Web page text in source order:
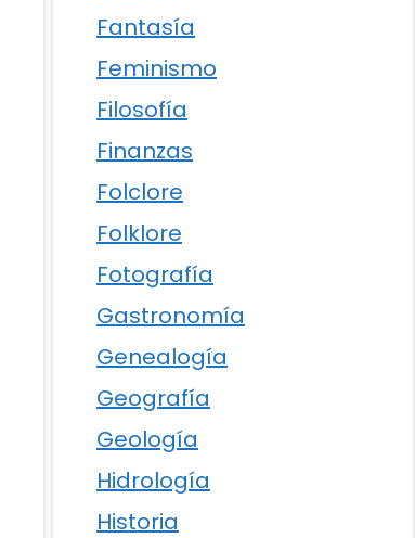
Fantasía
Feminismo
Filosofía
Finanzas
Folclore
Folklore
Fotografía
Gastronomía
Genealogía
Geografía
Geología
Hidrología
Historia